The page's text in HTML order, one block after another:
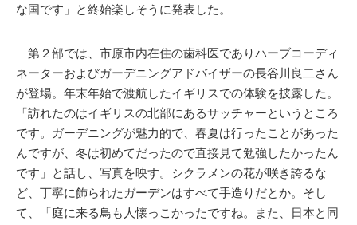
な国です」と終始楽しそうに発表した。
第２部では、市原市内在住の歯科医でありハーブコーディ
ネーターおよびガーデニングアドバイザーの長谷川良二さん
が登場。年末年始で渡航したイギリスでの体験を披露した。
「訪れたのはイギリスの北部にあるサッチャーというところ
です。ガーデニングが魅力的で、春夏は行ったことがあった
んですが、冬は初めてだったので直接見て勉強したかったん
です」と話し、写真を映す。シクラメンの花が咲き誇るな
ど、丁寧に飾られたガーデンはすべて手造りだとか。そし
て、「庭に来る鳥も人懐っこかったですね。また、日本と同